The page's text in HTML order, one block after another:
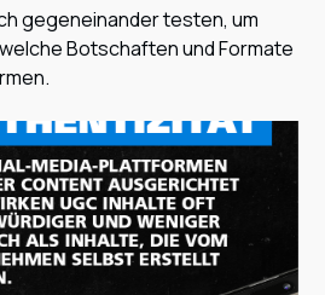
gegeneinander testen, um
Botschaften und Formate